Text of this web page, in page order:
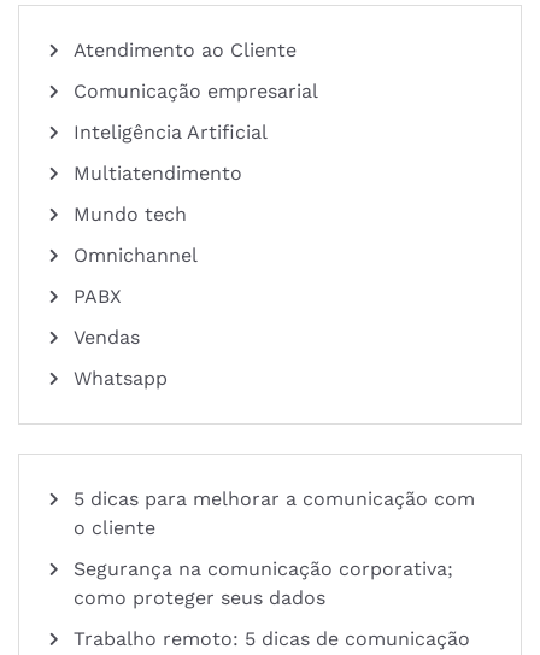
Atendimento ao Cliente
Comunicação empresarial
Inteligência Artificial
Multiatendimento
Mundo tech
Omnichannel
PABX
Vendas
Whatsapp
5 dicas para melhorar a comunicação com
o cliente
Segurança na comunicação corporativa;
como proteger seus dados
Trabalho remoto: 5 dicas de comunicação